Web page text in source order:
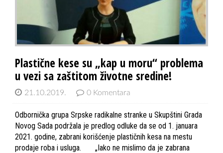
Plastične kese su „kap u moru“ problema
u vezi sa zaštitom životne sredine!
21.10.2019. 0 Komentara
Odbornička grupa Srpske radikalne stranke u Skupštini Grada
Novog Sada podržala je predlog odluke da se od 1. januara
2021. godine, zabrani korišćenje plastičnih kesa na mestu
prodaje roba i usluga. „Iako ne mislimo da je zabrana